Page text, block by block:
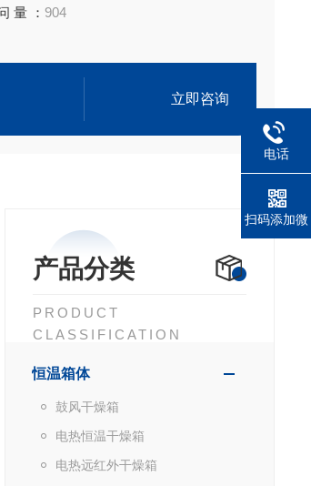
量 ： 904
立即咨询
产品分类
PRODUCT
CLASSIFICATION
恒温箱体
鼓风干燥箱
电热恒温干燥箱
电热远红外干燥箱
电话
扫码添加微
信